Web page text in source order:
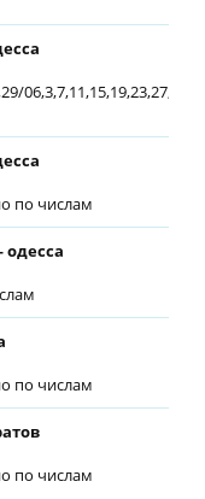
06,3,7,11,15,19,23,27,31/
по числам
по числам
по числам